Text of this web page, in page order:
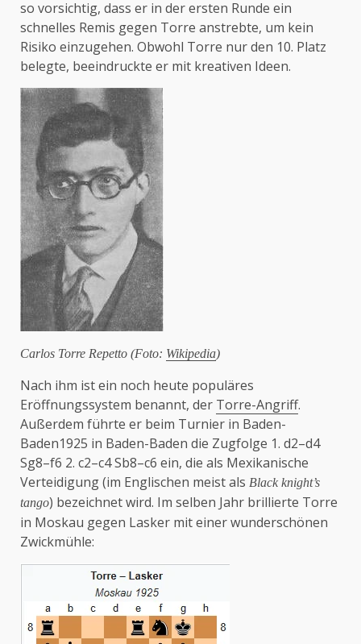
so vorsichtig, dass er in der ersten Runde ein
schnelles Remis gegen Torre anstrebte, um kein
Risiko einzugehen. Obwohl Torre nur den 10. Platz
belegte, beeindruckte er mit kreativen Ideen.
Carlos Torre Repetto (Foto: Wikipedia)
Nach ihm ist ein noch heute populäres
Eröffnungssystem benannt, der Torre-Angriff.
Außerdem führte er beim Turnier in Baden-
Baden1925 in Baden-Baden die Zugfolge 1. d2–d4
Sg8–f6 2. c2–c4 Sb8–c6 ein, die als Mexikanische
Verteidigung (im Englischen meist als Black knight’s
tango) bezeichnet wird. Im selben Jahr brillierte Torre
in Moskau gegen Lasker mit einer wunderschönen
Zwickmühle: